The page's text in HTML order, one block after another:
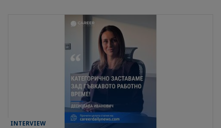
INTERVIEW